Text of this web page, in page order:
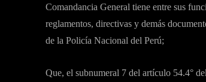
Comandancia General tiene entre sus
reglamentos, directivas y demás
de la Policía Nacional del Perú;
Que, el subnumeral 7 del artículo 54.4°